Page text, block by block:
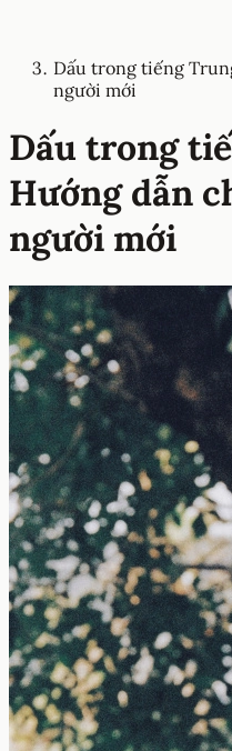
Dấu trong tiếng
người mới
Dấu trong
Hướng dẫn
người mới